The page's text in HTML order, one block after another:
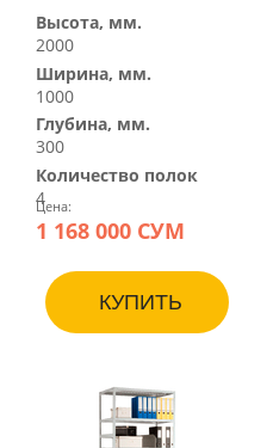
Высота, мм.
2000
Ширина, мм.
1000
Глубина, мм.
300
Количество полок
4
Цена:
1 168 000 СУМ
КУПИТЬ